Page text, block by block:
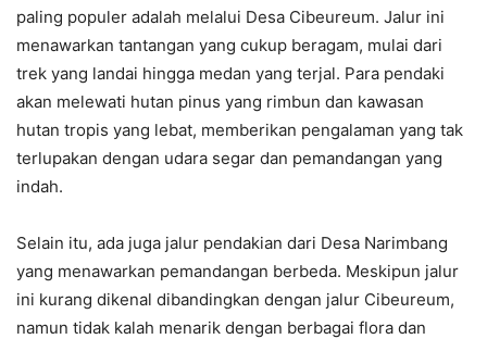
paling populer adalah melalui Desa Cibeureum. Jalur ini
menawarkan tantangan yang cukup beragam, mulai dari
trek yang landai hingga medan yang terjal. Para pendaki
akan melewati hutan pinus yang rimbun dan kawasan
hutan tropis yang lebat, memberikan pengalaman yang tak
terlupakan dengan udara segar dan pemandangan yang
indah.
Selain itu, ada juga jalur pendakian dari Desa Narimbang
yang menawarkan pemandangan berbeda. Meskipun jalur
ini kurang dikenal dibandingkan dengan jalur Cibeureum,
namun tidak kalah menarik dengan berbagai flora dan